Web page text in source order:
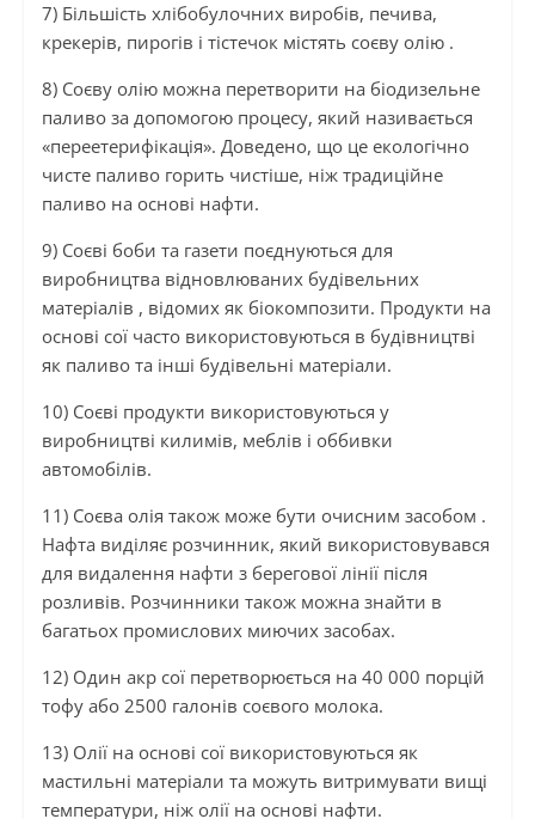
7) Більшість хлібобулочних виробів, печива,
крекерів, пирогів і тістечок містять соєву олію .
8) Соєву олію можна перетворити на біодизельне
паливо за допомогою процесу, який називається
«переетерифікація». Доведено, що це екологічно
чисте паливо горить чистіше, ніж традиційне
паливо на основі нафти.
9) Соєві боби та газети поєднуються для
виробництва відновлюваних будівельних
матеріалів , відомих як біокомпозити. Продукти на
основі сої часто використовуються в будівництві
як паливо та інші будівельні матеріали.
10) Соєві продукти використовуються у
виробництві килимів, меблів і оббивки
автомобілів.
11) Соєва олія також може бути очисним засобом .
Нафта виділяє розчинник, який використовувався
для видалення нафти з берегової лінії після
розливів. Розчинники також можна знайти в
багатьох промислових миючих засобах.
12) Один акр сої перетворюється на 40 000 порцій
тофу або 2500 галонів соєвого молока.
13) Олії на основі сої використовуються як
мастильні матеріали та можуть витримувати вищі
температури, ніж олії на основі нафти.